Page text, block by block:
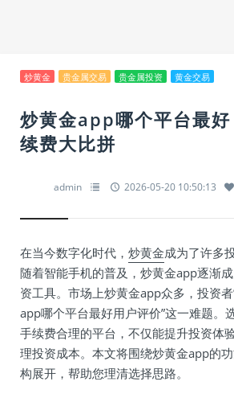
炒黄金 贵金属交易 贵金属投资 黄金交易
炒黄金app哪个平台最
续费大比拼
admin 2026-05-20 10:50:13
在当今数字化时代， 炒黄金成为了许多
随着智能手机的普及，炒黄金app逐渐
资工具。市场上炒黄金app众多，投资
app哪个平台最好用户评价”这一难题。
手续费合理的平台，不仅能提升投资体
理投资成本。本文将围绕炒黄金app的
构展开，帮助您理清选择思路。